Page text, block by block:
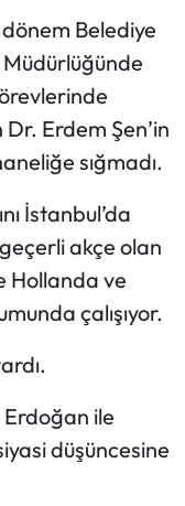
dönem Belediye
Müdürlüğünde
Erdem Şen’in
sığmadı.
İstanbul’da
akçe olan
Hollanda ve
çalışıyor.
Erdoğan ile
düşüncesine